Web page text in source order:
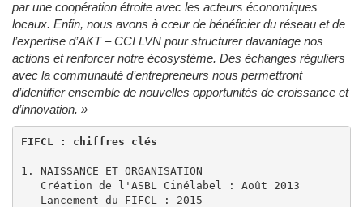
par une coopération étroite avec les acteurs économiques
locaux. Enfin, nous avons à cœur de bénéficier du réseau et de
l’expertise d’AKT – CCI LVN pour structurer davantage nos
actions et renforcer notre écosystème. Des échanges réguliers
avec la communauté d’entrepreneurs nous permettront
d’identifier ensemble de nouvelles opportunités de croissance et
d’innovation. »
FIFCL : chiffres clés
1. NAISSANCE ET ORGANISATION
   Création de l'ASBL Cinélabel : Août 2013
   Lancement du FIFCL : 2015